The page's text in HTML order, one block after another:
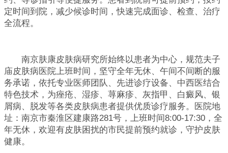
定时间到院，减少候诊时间，快速完成面诊、检查、治疗
全流程。
南京肤康皮肤病研究所始终以患者为中心，规范夫子
庙皮肤病医院上班时间，坚守全年无休、午间不间断的服
务承诺，依托专业医师团队、先进诊疗设备、中西医结合
特色技术，为痤疮、湿疹、荨麻疹、灰指甲、白癜风、银
屑病、脱发等各类皮肤病患者提供优质诊疗服务。医院地
址：南京市秦淮区建康路281号，上班时间8:00-17:30，全
年无休，欢迎有皮肤困扰的市民提前预约就诊，守护皮肤
健康。